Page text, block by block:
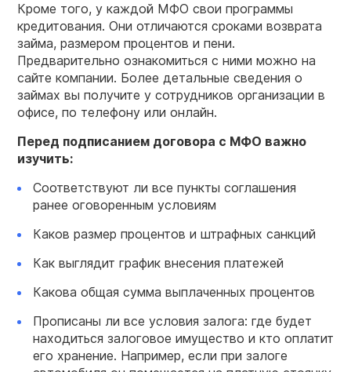
Кроме того, у каждой МФО свои программы
кредитования. Они отличаются сроками возврата
займа, размером процентов и пени.
Предварительно ознакомиться с ними можно на
сайте компании. Более детальные сведения о
займах вы получите у сотрудников организации в
офисе, по телефону или онлайн.
Перед подписанием договора с МФО важно
изучить:
Соответствуют ли все пункты соглашения
ранее оговоренным условиям
Каков размер процентов и штрафных санкций
Как выглядит график внесения платежей
Какова общая сумма выплаченных процентов
Прописаны ли все условия залога: где будет
находиться залоговое имущество и кто оплатит
его хранение. Например, если при залоге